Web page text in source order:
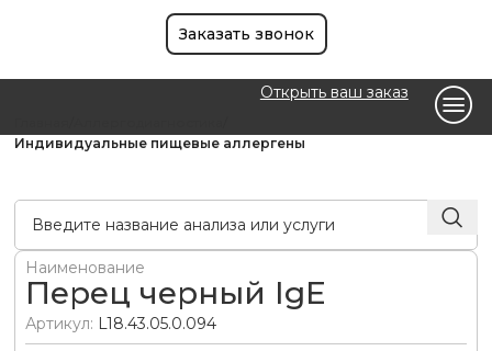
Заказать звонок
Открыть ваш заказ
Индивидуальные пищевые аллергены
Наименование
Перец черный IgE
Артикул: L18.43.05.0.094